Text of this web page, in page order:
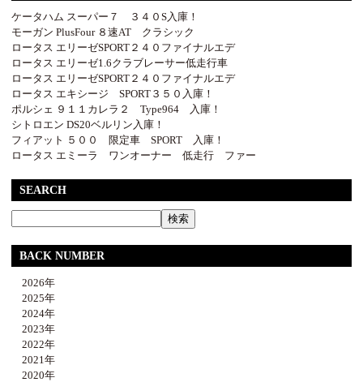
ケータハム スーパー７ ３４０S入庫！
モーガン PlusFour ８速AT クラシック
ロータス エリーゼSPORT２４０ファイナルエデ
ロータス エリーゼ1.6クラブレーサー低走行車
ロータス エリーゼSPORT２４０ファイナルエデ
ロータス エキシージ SPORT３５０入庫！
ポルシェ ９１１カレラ２ Type964 入庫！
シトロエン DS20ベルリン入庫！
フィアット ５００ 限定車 SPORT 入庫！
ロータス エミーラ ワンオーナー 低走行 ファー
SEARCH
BACK NUMBER
2026年
2025年
2024年
2023年
2022年
2021年
2020年